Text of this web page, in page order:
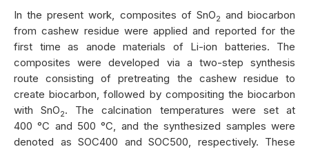
In the present work, composites of SnO2 and biocarbon
from cashew residue were applied and reported for the
first time as anode materials of Li-ion batteries. The
composites were developed via a two-step synthesis
route consisting of pretreating the cashew residue to
create biocarbon, followed by compositing the biocarbon
with SnO2. The calcination temperatures were set at
400 °C and 500 °C, and the synthesized samples were
denoted as SOC400 and SOC500, respectively. These